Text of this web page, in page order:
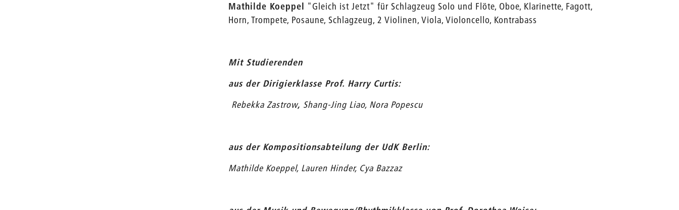
Mathilde Koeppel "Gleich ist Jetzt" für Schlagzeug Solo und Flöte, Oboe, Klarinette, Fagott,
Horn, Trompete, Posaune, Schlagzeug, 2 Violinen, Viola, Violoncello, Kontrabass
Mit Studierenden
aus der Dirigierklasse Prof. Harry Curtis:
Rebekka Zastrow, Shang-Jing Liao, Nora Popescu
aus der Kompositionsabteilung der UdK Berlin:
Mathilde Koeppel, Lauren Hinder, Cya Bazzaz